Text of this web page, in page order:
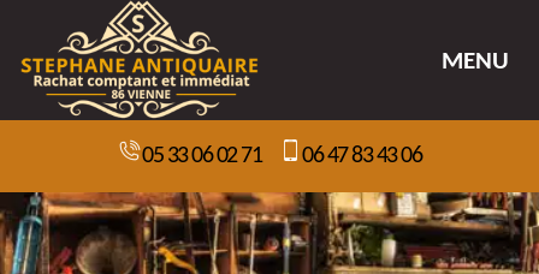
MENU
05 33 06 02 71 06 47 83 43 06